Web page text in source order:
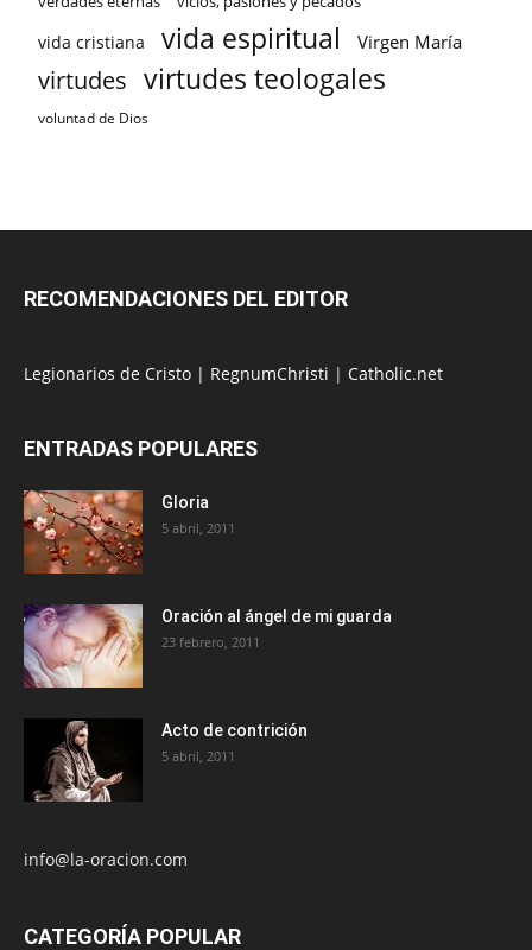
vida cristiana vida espiritual Virgen María
virtudes virtudes teologales
voluntad de Dios
RECOMENDACIONES DEL EDITOR
Legionarios de Cristo | RegnumChristi | Catholic.net
ENTRADAS POPULARES
Gloria
5 abril, 2011
Oración al ángel de mi guarda
23 febrero, 2011
Acto de contrición
5 abril, 2011
info@la-oracion.com
CATEGORÍA POPULAR